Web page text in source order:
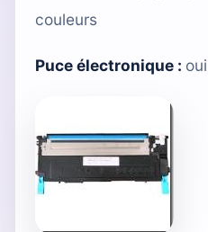
couleurs
Puce électronique : oui